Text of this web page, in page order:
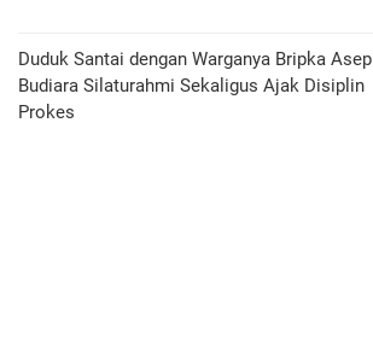
Duduk Santai dengan Warganya Bripka Asep
Budiara Silaturahmi Sekaligus Ajak Disiplin
Prokes